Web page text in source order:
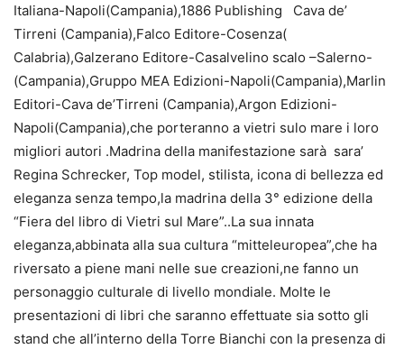
Italiana-Napoli(Campania),1886 Publishing Cava de’
Tirreni (Campania),Falco Editore-Cosenza(
Calabria),Galzerano Editore-Casalvelino scalo –Salerno-
(Campania),Gruppo MEA Edizioni-Napoli(Campania),Marlin
Editori-Cava de’Tirreni (Campania),Argon Edizioni-
Napoli(Campania),che porteranno a vietri sulo mare i loro
migliori autori .Madrina della manifestazione sarà sara’
Regina Schrecker, Top model, stilista, icona di bellezza ed
eleganza senza tempo,la madrina della 3° edizione della
“Fiera del libro di Vietri sul Mare”..La sua innata
eleganza,abbinata alla sua cultura “mitteleuropea”,che ha
riversato a piene mani nelle sue creazioni,ne fanno un
personaggio culturale di livello mondiale. Molte le
presentazioni di libri che saranno effettuate sia sotto gli
stand che all’interno della Torre Bianchi con la presenza di